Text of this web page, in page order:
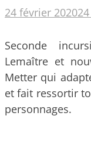
24 février 2020
Seconde
Lemaître et
Metter qui
et fait ressortir
personnages.